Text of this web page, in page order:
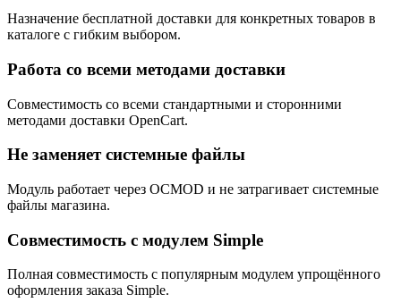
Назначение бесплатной доставки для конкретных товаров в
каталоге с гибким выбором.
Работа со всеми методами доставки
Совместимость со всеми стандартными и сторонними
методами доставки OpenCart.
Не заменяет системные файлы
Модуль работает через OCMOD и не затрагивает системные
файлы магазина.
Совместимость с модулем Simple
Полная совместимость с популярным модулем упрощённого
оформления заказа Simple.